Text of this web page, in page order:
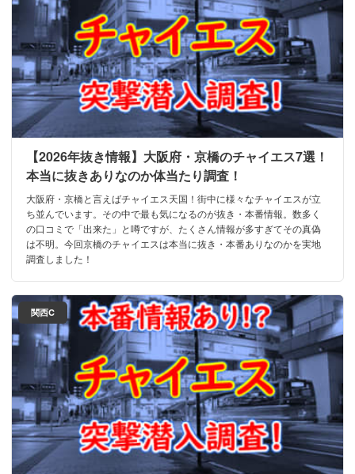
【2026年抜き情報】大阪府・京橋のチャイエス7選！
本当に抜きありなのか体当たり調査！
大阪府・京橋と言えばチャイエス天国！街中に様々なチャイエスが立
ち並んでいます。その中で最も気になるのが抜き・本番情報。数多く
の口コミで「出来た」と噂ですが、たくさん情報が多すぎてその真偽
は不明。今回京橋のチャイエスは本当に抜き・本番ありなのかを実地
調査しました！
関西C